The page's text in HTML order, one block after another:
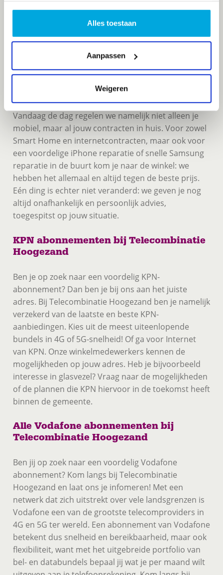
Alles toestaan
Aanpassen
Weigeren
Meer dan een telefoonwinkel
De dagen dat je bij Telecombinatie enkel terecht kon
voor mobiele telefonie liggen ver achter ons.
Vandaag de dag regelen we namelijk niet alleen je
mobiel, maar al jouw contracten in huis. Voor zowel
Smart Home en internetcontracten, maar ook voor
een voordelige iPhone reparatie of snelle Samsung
reparatie in de buurt kom je naar de winkel: we
hebben het allemaal en altijd tegen de beste prijs.
Eén ding is echter niet veranderd: we geven je nog
altijd onafhankelijk en persoonlijk advies,
toegespitst op jouw situatie.
KPN abonnementen bij Telecombinatie
Hoogezand
Ben je op zoek naar een voordelig KPN-
abonnement? Dan ben je bij ons aan het juiste
adres. Bij Telecombinatie Hoogezand ben je namelijk
verzekerd van de laatste en beste KPN-
aanbiedingen. Kies uit de meest uiteenlopende
bundels in 4G of 5G-snelheid! Of ga voor Internet
van KPN. Onze winkelmedewerkers kennen de
mogelijkheden op jouw adres. Heb je bijvoorbeeld
interesse in glasvezel? Vraag naar de mogelijkheden
of de plannen die KPN hiervoor in de toekomst heeft
binnen de gemeente.
Alle Vodafone abonnementen bij
Telecombinatie Hoogezand
Ben jij op zoek naar een voordelig Vodafone
abonnement? Kom langs bij Telecombinatie
Hoogezand en laat ons je infomeren! Met een
netwerk dat zich uitstrekt over vele landsgrenzen is
Vodafone een van de grootste telecomproviders in
4G en 5G ter wereld. Een abonnement van Vodafone
betekent dus snelheid en bereikbaarheid, maar ook
flexibiliteit, want met het uitgebreide portfolio van
bel- en databundels bepaal jij wat je per maand wilt